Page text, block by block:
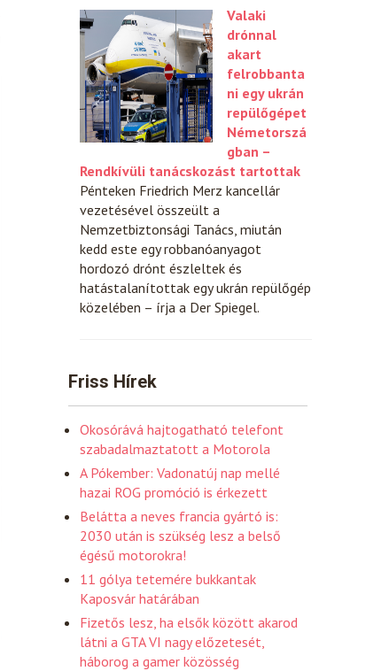
Valaki
drónnal
akart
felrobbanta
ni egy ukrán
repülőgépet
Németorszá
gban –
Rendkívüli tanácskozást tartottak
Pénteken Friedrich Merz kancellár
vezetésével összeült a
Nemzetbiztonsági Tanács, miután
kedd este egy robbanóanyagot
hordozó drónt észleltek és
hatástalanítottak egy ukrán repülőgép
közelében – írja a Der Spiegel.
Friss Hírek
Okosórává hajtogatható telefont
szabadalmaztatott a Motorola
A Pókember: Vadonatúj nap mellé
hazai ROG promóció is érkezett
Belátta a neves francia gyártó is:
2030 után is szükség lesz a belső
égésű motorokra!
11 gólya tetemére bukkantak
Kaposvár határában
Fizetős lesz, ha elsők között akarod
látni a GTA VI nagy előzetesét,
háborog a gamer közösség